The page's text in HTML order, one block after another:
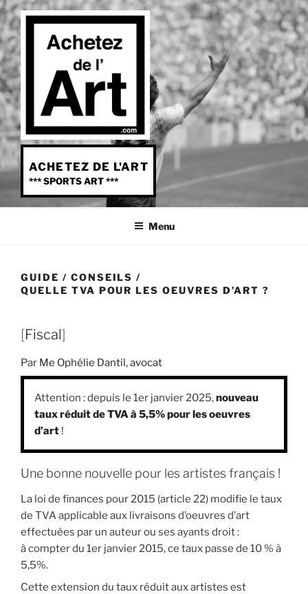
Aller
au
contenu
principal
ACHETEZ DE L'ART
*** SPORTS ART ***
Menu
GUIDE / CONSEILS /
QUELLE TVA POUR LES OEUVRES D’ART ?
[Fiscal]
Par Me Ophélie Dantil, avocat
Attention : depuis le 1er janvier 2025,nouveau
taux réduit de TVA à 5,5% pour les oeuvres
d’art !
Une bonne nouvelle pour les artistes français !
La loi de finances pour 2015 (article 22) modifie le taux
de TVA applicable aux livraisons d’oeuvres d’art
effectuées par un auteur ou ses ayants droit :
à compter du 1er janvier 2015, ce taux passe de 10 % à
5,5%.
Cette extension du taux réduit aux artistes est